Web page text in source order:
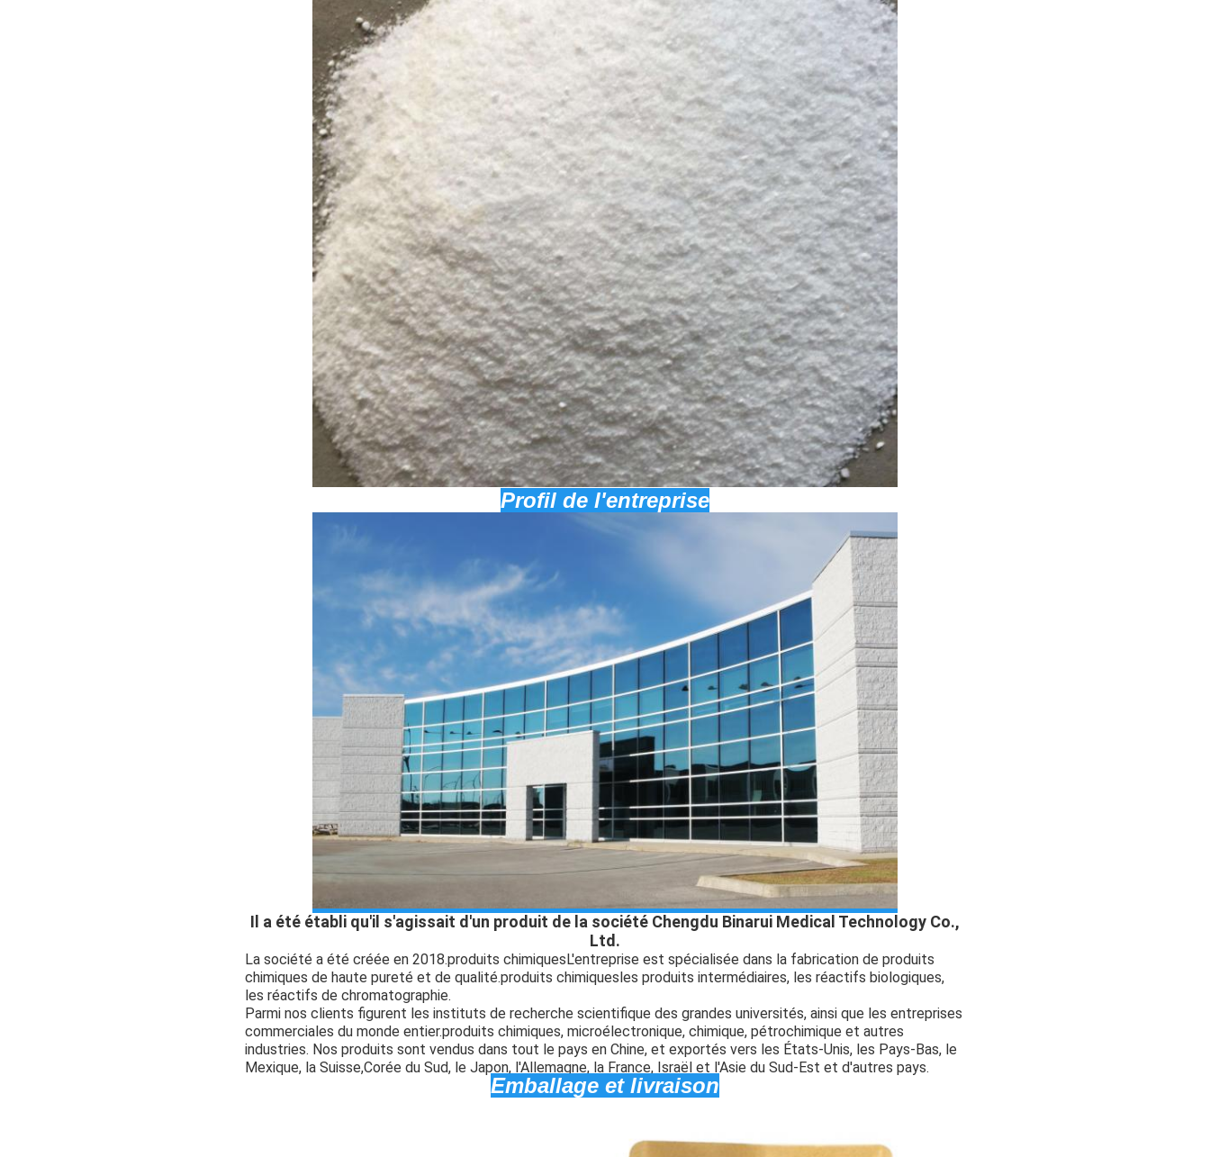
Profil de l'entreprise
Il a été établi qu'il s'agissait d'un produit de la société Chengdu Binarui Medical Technology Co.,
Ltd.
La société a été créée en 2018.produits chimiquesL'entreprise est spécialisée dans la fabrication de produits
chimiques de haute pureté et de qualité.produits chimiquesles produits intermédiaires, les réactifs biologiques,
les réactifs de chromatographie.
Parmi nos clients figurent les instituts de recherche scientifique des grandes universités, ainsi que les entreprises
commerciales du monde entier.produits chimiques, microélectronique, chimique, pétrochimique et autres
industries. Nos produits sont vendus dans tout le pays en Chine, et exportés vers les États-Unis, les Pays-Bas, le
Mexique, la Suisse,Corée du Sud, le Japon, l'Allemagne, la France, Israël et l'Asie du Sud-Est et d'autres pays.
Emballage et livraison